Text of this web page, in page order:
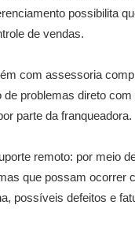
possibilita
de vendas.
com assessoria
problemas direto
parte da franqueadora.
remoto: por meio
que possam ocorrer
possíveis defeitos e